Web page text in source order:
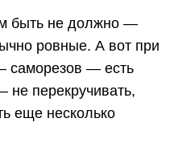
быть не должно —
ровные. А вот при
саморезов — есть
перекручивать,
еще несколько